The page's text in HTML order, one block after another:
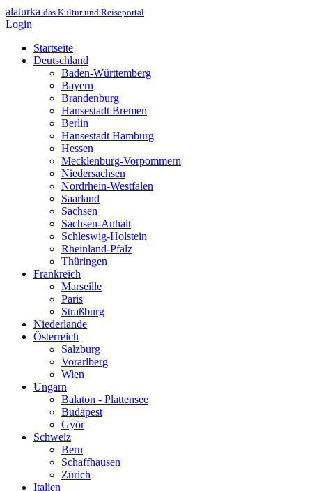
alaturka das Kultur und Reiseportal
Login
Startseite
Deutschland
Baden-Württemberg
Bayern
Brandenburg
Hansestadt Bremen
Berlin
Hansestadt Hamburg
Hessen
Mecklenburg-Vorpommern
Niedersachsen
Nordrhein-Westfalen
Saarland
Sachsen
Sachsen-Anhalt
Schleswig-Holstein
Rheinland-Pfalz
Thüringen
Frankreich
Marseille
Paris
Straßburg
Niederlande
Österreich
Salzburg
Vorarlberg
Wien
Ungarn
Balaton - Plattensee
Budapest
Györ
Schweiz
Bern
Schaffhausen
Zürich
Italien